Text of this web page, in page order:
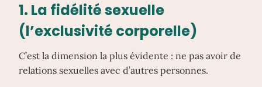
1. La fidélité sexuelle
(l’exclusivité corporelle)
C’est la dimension la plus évidente : ne pas avoir de
relations sexuelles avec d’autres personnes.